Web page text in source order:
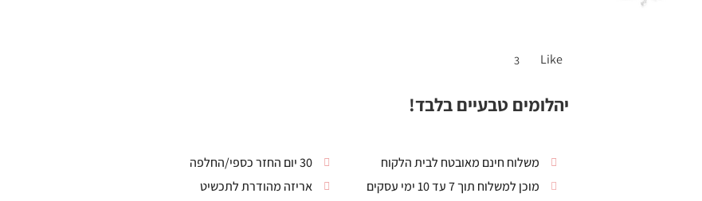
Like
3
יהלומים טבעיים בלבד!
משלוח חינם מאובטח לבית הלקוח
מוכן למשלוח תוך 7 עד 10 ימי עסקים
30 יום החזר כספי/החלפה
אריזה מהודרת לתכשיט